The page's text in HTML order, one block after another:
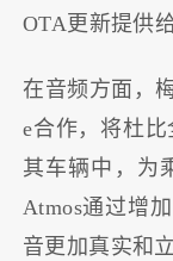
OTA更新提供
在音频方面，
e合作，将杜比
其车辆中，为
Atmos通过增
音更加真实和立